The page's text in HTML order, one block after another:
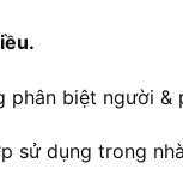
phân biệt người &
sử dụng trong